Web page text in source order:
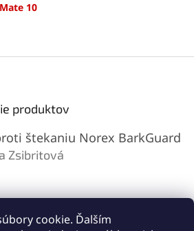
cookie. Ďalším
10
produktov
štekaniu Norex BarkGuard
produktu je 5 z 5 hviezdičiek.
Zsibritová